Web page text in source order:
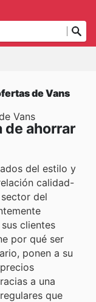
de Vans
Vans
de ahorrar
del estilo y
calidad-
del
clientes
por qué ser
ponen a su
a una
que